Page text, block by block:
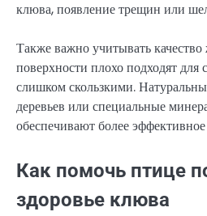
клюва, появление трещин или
Также важно учитывать
поверхности плохо подходят для
слишком скользкими.
деревьев или специальные
обеспечивают более
Как помочь птице
здоровье клюва